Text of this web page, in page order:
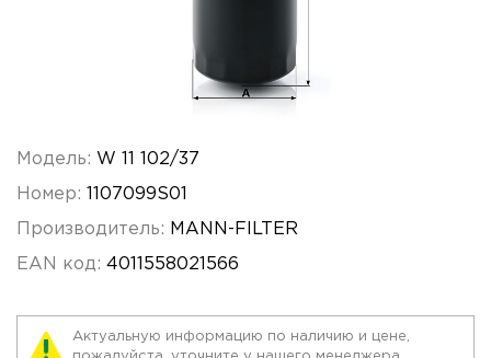
Модель: W 11 102/37
Номер: 1107099S01
Производитель: MANN-FILTER
EAN код: 4011558021566
Актуальную информацию по наличию и цене,